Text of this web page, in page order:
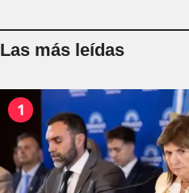
Las más leídas
1